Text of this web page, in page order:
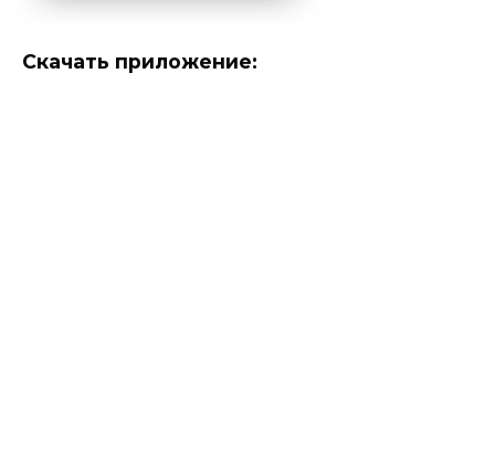
Скачать приложение: